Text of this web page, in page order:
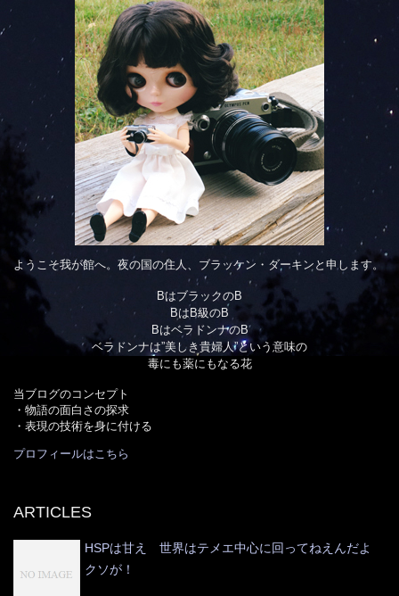
ようこそ我が館へ。夜の国の住人、ブラッケン・ダーキンと申します。
BはブラックのB
BはB級のB
BはベラドンナのB
ベラドンナは”美しき貴婦人”という意味の
毒にも薬にもなる花
当ブログのコンセプト
・物語の面白さの探求
・表現の技術を身に付ける
プロフィールはこちら
ARTICLES
HSPは甘え 世界はテメエ中心に回ってねえんだよ
クソが！